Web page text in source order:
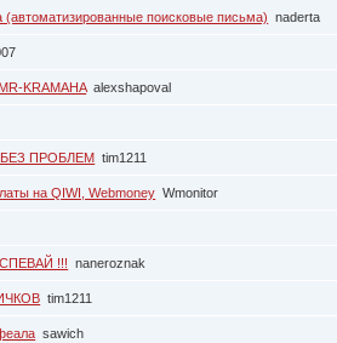
поисковые письма) naderta
KRAMAHA alexshapoval
ПРОБЛЕМ tim1211
на QIWI, Webmoney Wmonitor
!!! naneroznak
tim1211
sawich